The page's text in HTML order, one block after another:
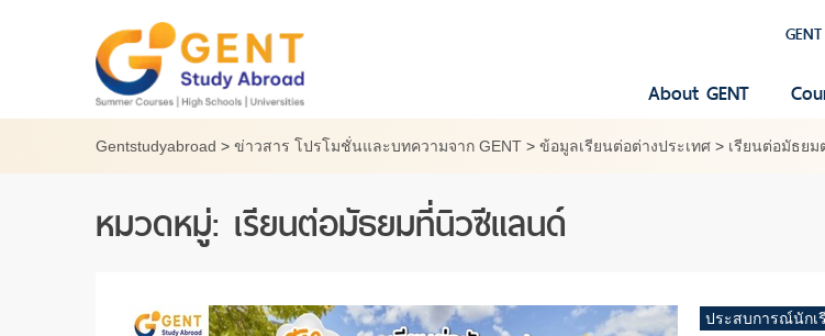
About GENT
Gentstudyabroad > ข่าวสาร โปรโมชั่นและบทความจาก GENT > ข้อมูลเรียนต่อต่างประเทศ > เรียนต่อมัธยม
หมวดหมู่: เรียนต่อมัธยมที่นิวซีแลนด์
ประสบการณ์นักเ